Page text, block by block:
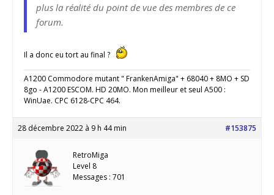
plus la réalité du point de vue des membres de ce
forum.
Il a donc eu tort au final ?
A1200 Commodore mutant " FrankenAmiga" + 68040 + 8MO + SD
8go - A1200 ESCOM. HD 20MO. Mon meilleur et seul A500 :
WinUae. CPC 6128-CPC 464.
28 décembre 2022 à 9 h 44 min #153875
RetroMiga
Level 8
Messages : 701